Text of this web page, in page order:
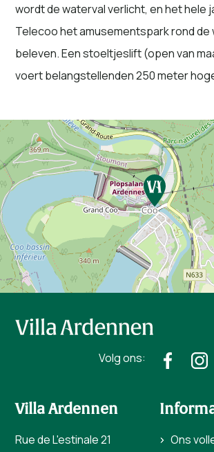
wordt de waterval verlicht, en het hele
Telecoo het amusementspark rond de
beleven. Een stoeltjeslift (open van
voert belangstellenden 250 meter
Volg ons:
Villa Ardennen
Rue de L'estinale 21 Ons